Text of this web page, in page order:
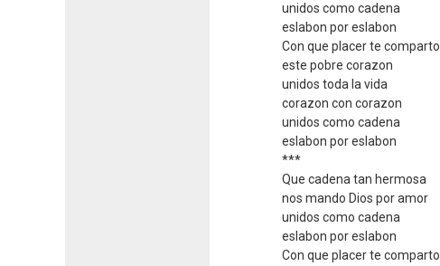
unidos como cadena
eslabon por eslabon
Con que placer te comparto
este pobre corazon
unidos toda la vida
corazon con corazon
unidos como cadena
eslabon por eslabon
***
Que cadena tan hermosa
nos mando Dios por amor
unidos como cadena
eslabon por eslabon
Con que placer te comparto